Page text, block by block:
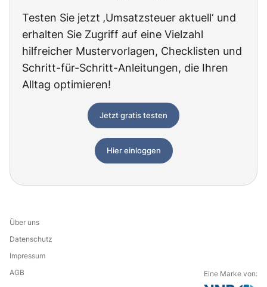
Testen Sie jetzt ‚Umsatzsteuer aktuell‘ und
erhalten Sie Zugriff auf eine Vielzahl
hilfreicher Mustervorlagen, Checklisten und
Schritt-für-Schritt-Anleitungen, die Ihren
Alltag optimieren!
Jetzt gratis testen
Hier einloggen
Über uns
Datenschutz
Impressum
AGB
Eine Marke von: